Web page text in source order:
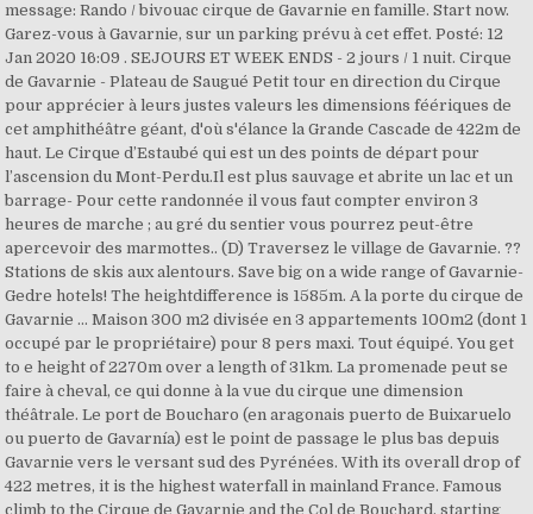
message: Rando / bivouac cirque de Gavarnie en famille. Start now.
Garez-vous à Gavarnie, sur un parking prévu à cet effet. Posté: 12
Jan 2020 16:09 . SEJOURS ET WEEK ENDS - 2 jours / 1 nuit. Cirque
de Gavarnie - Plateau de Saugué Petit tour en direction du Cirque
pour apprécier à leurs justes valeurs les dimensions féériques de
cet amphithéâtre géant, d'où s'élance la Grande Cascade de 422m de
haut. Le Cirque d’Estaubé qui est un des points de départ pour
l’ascension du Mont-Perdu.Il est plus sauvage et abrite un lac et un
barrage- Pour cette randonnée il vous faut compter environ 3
heures de marche ; au gré du sentier vous pourrez peut-être
apercevoir des marmottes.. (D) Traversez le village de Gavarnie. ??
Stations de skis aux alentours. Save big on a wide range of Gavarnie-
Gedre hotels! The heightdifference is 1585m. A la porte du cirque de
Gavarnie ... Maison 300 m2 divisée en 3 appartements 100m2 (dont 1
occupé par le propriétaire) pour 8 pers maxi. Tout équipé. You get
to e height of 2270m over a length of 31km. La promenade peut se
faire à cheval, ce qui donne à la vue du cirque une dimension
théâtrale. Le port de Boucharo (en aragonais puerto de Buixaruelo
ou puerto de Gavarnía) est le point de passage le plus bas depuis
Gavarnie vers le versant sud des Pyrénées. With its overall drop of
422 metres, it is the highest waterfall in mainland France. Famous
climb to the Cirque de Gavarnie and the Col de Bouchard, starting